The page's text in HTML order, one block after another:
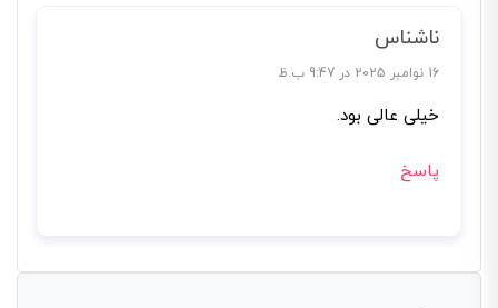
ناشناس
16 نوامبر 2025 در 9:47 ب.ظ
خیلی عالی بود.
پاسخ